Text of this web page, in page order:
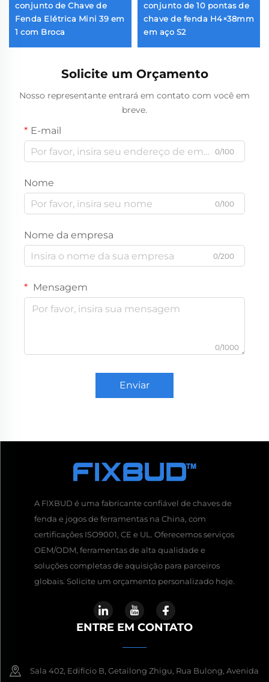
conjunto de Chave de
Fenda Elétrica Mini 39 em
1 com Broca
conjunto de 10 pontas de
chave de fenda H4×38mm
em aço S2
Solicite um Orçamento
Nosso representante entrará em contato com você em
breve.
E-mail
0/100
Nome
0/100
Nome da empresa
0/200
Mensagem
0/1000
Enviar
A FIXBUD é uma fabricante confiável de chaves de
fenda e jogos de ferramentas na China, com
certificações ISO9001, CE e UL. Oferecemos serviços
OEM/ODM, ferramentas de alta qualidade e
soluções completas de aquisição para parceiros
globais. Solicite um orçamento personalizado hoje.
ENTRE EM CONTATO
Sala 402, Edifício B, Getailong Zhigu, Rua Bulong, Avenida